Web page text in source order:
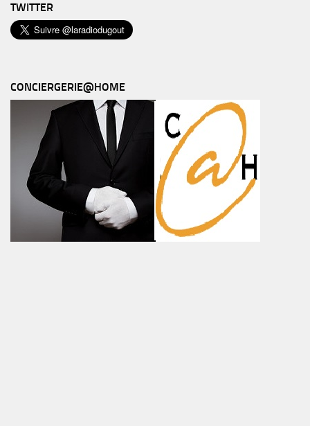
TWITTER
CONCIERGERIE@HOME